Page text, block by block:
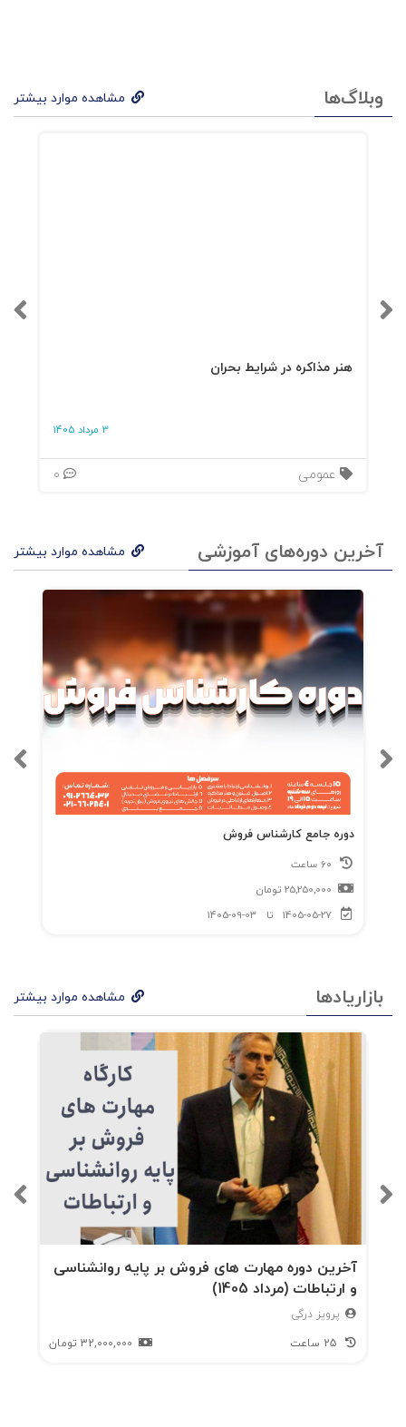
وبلاگ‌ها مشاهده موارد بیشتر
هنر مذاکره در شرایط بحران
3 مرداد 1405
عمومی
آخرین دوره‌های آموزشی مشاهده موارد بیشتر
دوره جامع کارشناس فروش
25,250,000 تومان
1405-05-27
تا 1405-09-03
بازاریادها مشاهده موارد بیشتر
آخرین دوره مهارت های فروش بر پایه روانشناسی
و ارتباطات (مرداد 1405)
پرویز درگی
32,000,000 تومان